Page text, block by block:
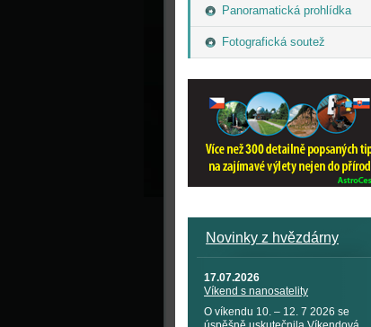
Panoramatická prohlídka
Fotografická soutež
Novinky z hvězdárny
17.07.2026
Víkend s nanosatelity
O víkendu 10. – 12. 7 2026 se